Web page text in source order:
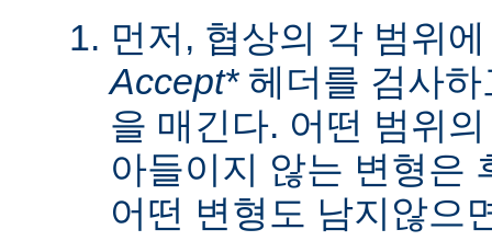
먼저, 협상의 각 범위
Accept*헤더를 검사하
을 매긴다. 어떤 범위
아들이지 않는 변형은
어떤 변형도 남지않으